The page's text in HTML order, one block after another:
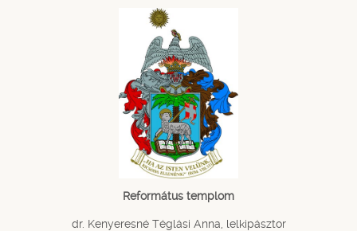
Református templom
dr. Kenyeresné Téglási Anna, lelkipásztor